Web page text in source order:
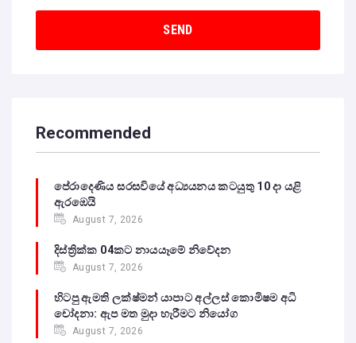
Recommended
පේරාදෙණිය සරසවියේ අධ්‍යයනය කටයුතු 10 දා යළි
ඇරඹෙයි
August 7, 2026
දිස්ත්‍රික්ක 04කට නායයෑමේ නිවේදන
August 7, 2026
හිටපු ඇමති ලක්ෂ්මන් යාපාට අල්ලස් කොමිෂම අධි
චෝදනා: ඇප මත මුදා හැරීමට නියෝග
August 7, 2026